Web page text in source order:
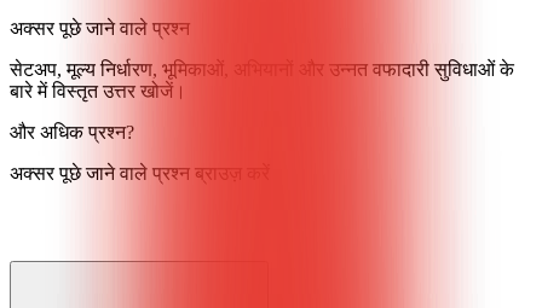
अक्सर पूछे जाने वाले प्रश्न
सेटअप, मूल्य निर्धारण, भूमिकाओं, अभियानों और उन्नत वफादारी सुविधाओं के
बारे में विस्तृत उत्तर खोजें।
और अधिक प्रश्न?
अक्सर पूछे जाने वाले प्रश्न ब्राउज़ करें